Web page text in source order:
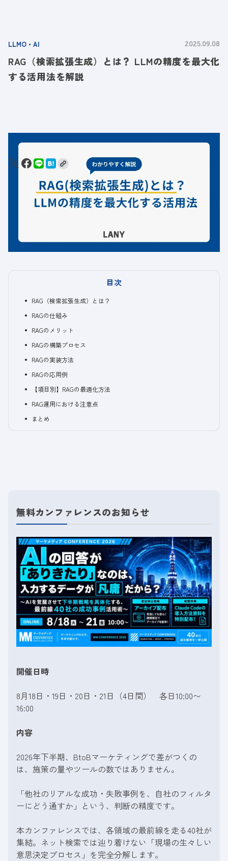
LLMO・AI 2025.09.08
RAG（検索拡張生成）とは？ LLMの精度を最大化
する活用法を解説
目次
RAG（検索拡張生成）とは？
RAGの仕組み
RAGのメリット
RAGの構築プロセス
RAGの実装方法
RAGの応用例
【項目別】RAGの最適化方法
RAG運用における注意点
まとめ
無料カンファレンスのお知らせ
開催日時
8月18日・19日・20日・21日（4日間） 各日10:00〜
16:00
内容
2026年下半期、BtoBマーケティングで差がつくの
は、施策の量やツールの数ではありません。
「他社のリアルな成功・失敗事例を、自社のフィルタ
ーにどう通すか」という、判断の精度です。
本カンファレンスでは、各領域の最前線を走る40社が
集結。ネット検索では辿り着けない「現場の生々しい
意思決定プロセス」を完全分解します。